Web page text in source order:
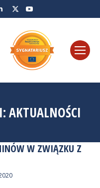
Linkedin
Twitter
AKTUALNOŚCI
W ZWIĄZKU Z